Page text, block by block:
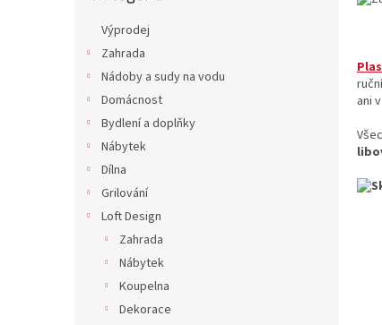
Výprodej
Zahrada
Nádoby a sudy na vodu
Domácnost
Bydlení a doplňky
Nábytek
Dílna
Grilování
Loft Design
Zahrada
Nábytek
Koupelna
Dekorace
ani v